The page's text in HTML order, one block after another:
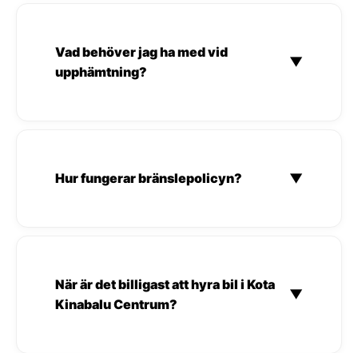
Vad behöver jag ha med vid
upphämtning?
▼
Hur fungerar bränslepolicyn? ▼
När är det billigast att hyra bil i Kota
Kinabalu Centrum?
▼